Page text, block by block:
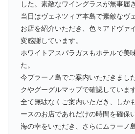
した。素敵なワイングラスが無事届
当日はヴェネツィア本島で素敵なヴ
お店を紹介いただき、色々アドヴァ
変感謝しています。
ホワイトアスパラガスもホテルで美
た。
今ブラーノ島でご案内いただきまし
クやグーグルマップで確認していま
全て無駄なくご案内いただき、しか
ースのお店であれだけの時間を確保
海の幸をいただき、さらにムラーノ